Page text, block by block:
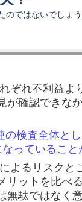
のではないでしょ
ぞれ不利益よ
が確認できな
検査全体と
っているこ
よるリスクと
リットを比べ
無駄ではなく